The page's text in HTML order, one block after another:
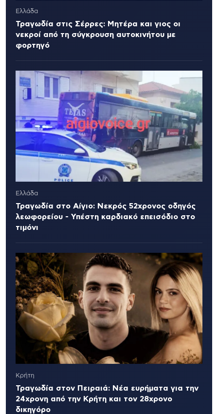
Ελλάδα
Τραγωδία στις Σέρρες: Μητέρα και γιος οι
νεκροί από τη σύγκρουση αυτοκινήτου με
φορτηγό
Ελλάδα
Τραγωδία στο Αίγιο: Νεκρός 52χρονος οδηγός
λεωφορείου - Υπέστη καρδιακό επεισόδιο στο
τιμόνι
Κρήτη
Τραγωδία στον Πειραιά: Νέα ευρήματα για την
24χρονη από την Κρήτη και τον 28χρονο
δικηγόρο